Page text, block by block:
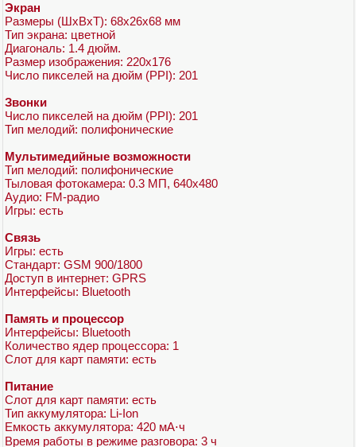
Экран
Размеры (ШxВxТ): 68x26x68 мм
Тип экрана: цветной
Диагональ: 1.4 дюйм.
Размер изображения: 220x176
Число пикселей на дюйм (PPI): 201
Звонки
Число пикселей на дюйм (PPI): 201
Тип мелодий: полифонические
Мультимедийные возможности
Тип мелодий: полифонические
Тыловая фотокамера: 0.3 МП, 640x480
Аудио: FM-радио
Игры: есть
Связь
Игры: есть
Стандарт: GSM 900/1800
Доступ в интернет: GPRS
Интерфейсы: Bluetooth
Память и процессор
Интерфейсы: Bluetooth
Количество ядер процессора: 1
Слот для карт памяти: есть
Питание
Слот для карт памяти: есть
Тип аккумулятора: Li-Ion
Емкость аккумулятора: 420 мА⋅ч
Время работы в режиме разговора: 3 ч